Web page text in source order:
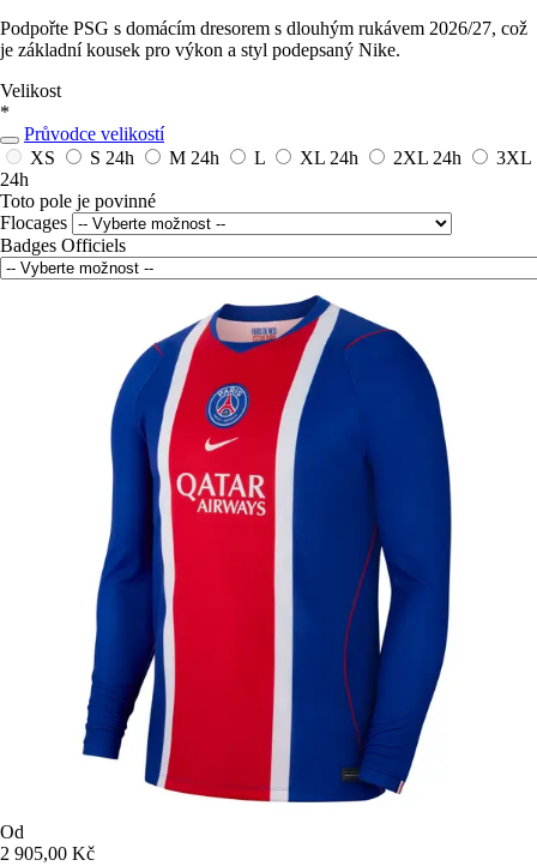
Podpořte PSG s domácím dresorem s dlouhým rukávem 2026/27, což
je základní kousek pro výkon a styl podepsaný Nike.
Velikost
*
Průvodce velikostí
XS
S 24h M 24h L XL 24h 2XL 24h
3XL
24h
Toto pole je povinné
Flocages
Badges Officiels
Od
2 905,00 Kč